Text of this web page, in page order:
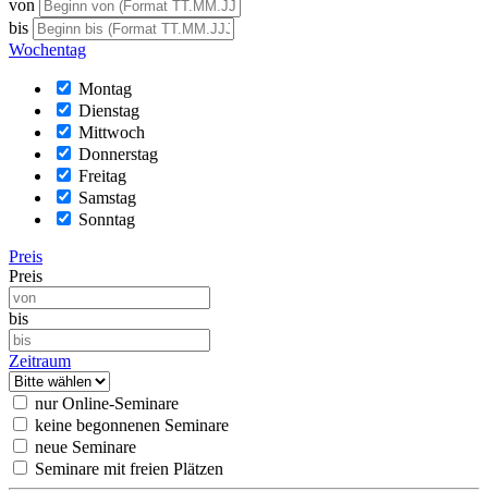
von
bis
Wochentag
Montag
Dienstag
Mittwoch
Donnerstag
Freitag
Samstag
Sonntag
Preis
Preis
bis
Zeitraum
nur Online-Seminare
keine begonnenen Seminare
neue Seminare
Seminare mit freien Plätzen